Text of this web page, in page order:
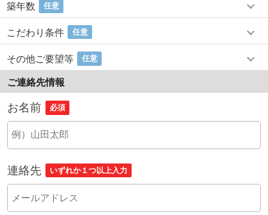
築年数 任意
こだわり条件 任意
その他ご要望等 任意
ご連絡先情報
お名前 必須
連絡先 いずれか１つ以上入力